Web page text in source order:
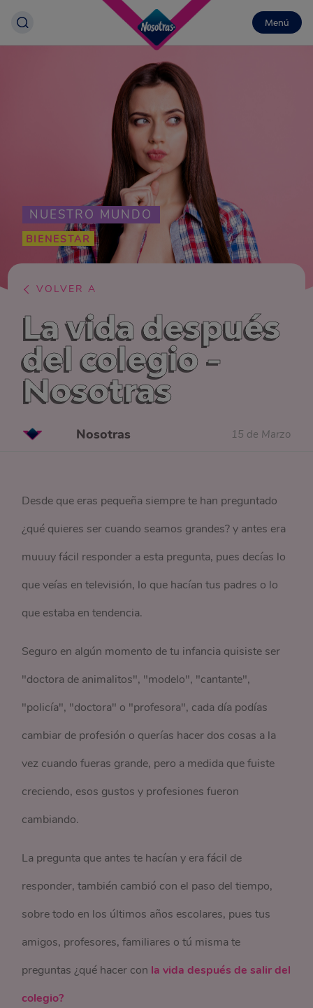
Menú
NUESTRO MUNDO
BIENESTAR
VOLVER A
La vida después
del colegio -
Nosotras
Nosotras 15 de Marzo
Desde que eras pequeña siempre te han preguntado
¿qué quieres ser cuando seamos grandes? y antes era
muuuy fácil responder a esta pregunta, pues decías lo
que veías en televisión, lo que hacían tus padres o lo
que estaba en tendencia.
Seguro en algún momento de tu infancia quisiste ser
"doctora de animalitos", "modelo", "cantante",
"policía", "doctora" o "profesora", cada día podías
cambiar de profesión o querías hacer dos cosas a la
vez cuando fueras grande, pero a medida que fuiste
creciendo, esos gustos y profesiones fueron
cambiando.
La pregunta que antes te hacían y era fácil de
responder, también cambió con el paso del tiempo,
sobre todo en los últimos años escolares, pues tus
amigos, profesores, familiares o tú misma te
preguntas ¿qué hacer con la vida después de salir del
colegio?